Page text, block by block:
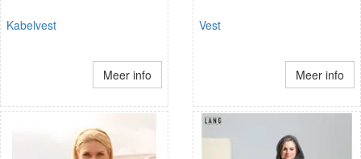
Kabelvest
Meer info
Vest
Meer info